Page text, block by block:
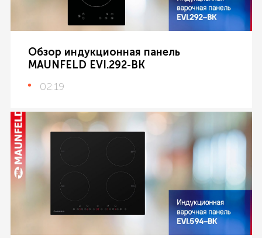
Обзор индукционная панель
MAUNFELD EVI.292-BK
02:19